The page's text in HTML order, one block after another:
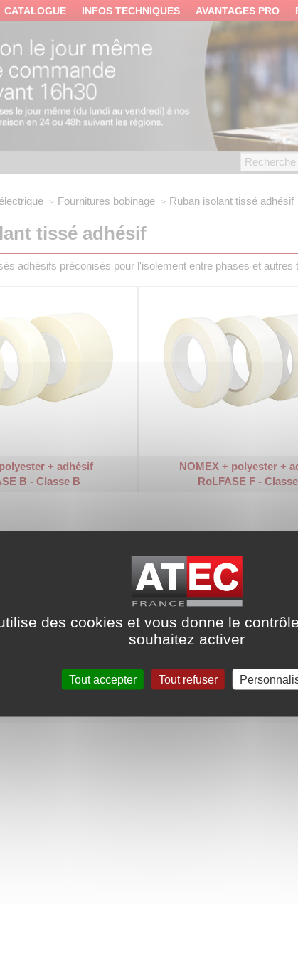
CATALOGUE INFOS TECHNIQUES AVANTAGES PRO
Fournitures bobinage Ruban isolant tissé adhésif
tissé adhésif
adhésifs préconisés pour l'isolement entre phases et autres
+ adhésif
B - Classe B
NOMEX + polyester +
RoLFASE F -
des cookies et vous donne le
souhaitez activer
Tout accepter Tout refuser